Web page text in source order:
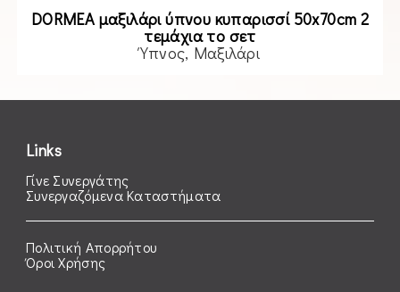
Read more
DORMEA μαξιλάρι ύπνου κυπαρισσί 50x70cm 2
τεμάχια το σετ
Ύπνος Μαξιλάρι
Links
Γίνε Συνεργάτης
Συνεργαζόμενα Καταστήματα
Πολιτική Απορρήτου
Όροι Χρήσης